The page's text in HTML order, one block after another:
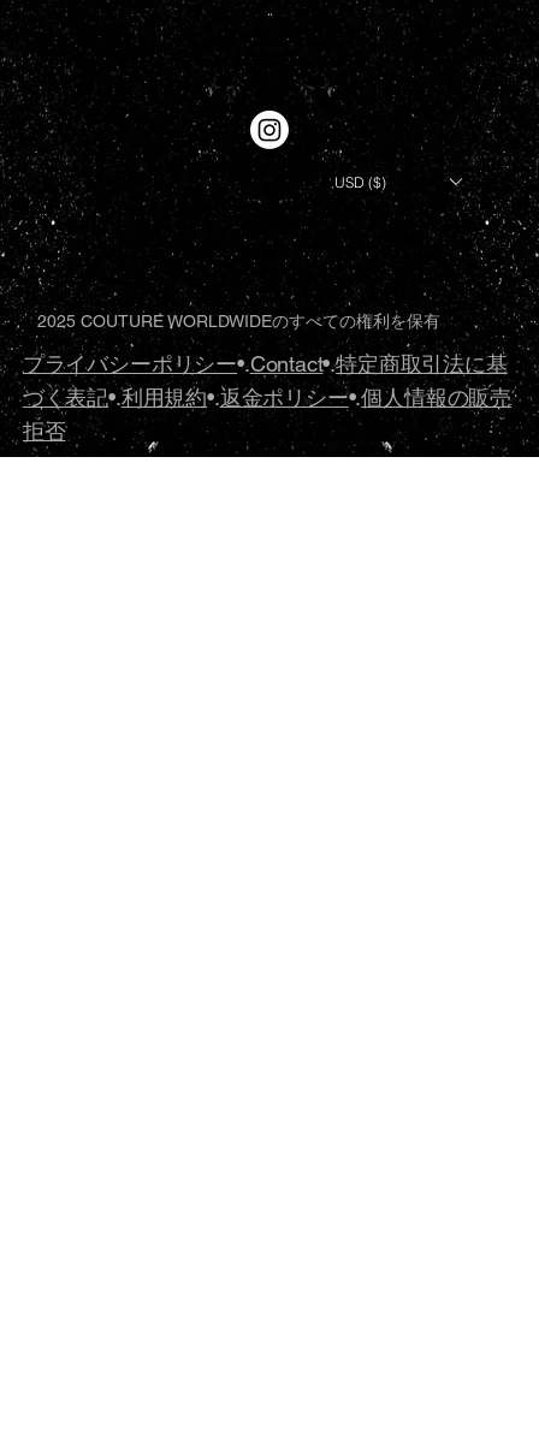
プライバシーポリシー•.Contact•.特定商取引法に基
づく表記•.利用規約•.返金ポリシー•.個人情報の販売
拒否
2025 COUTURE WORLDWIDEのすべての権利を保有
USD ($)